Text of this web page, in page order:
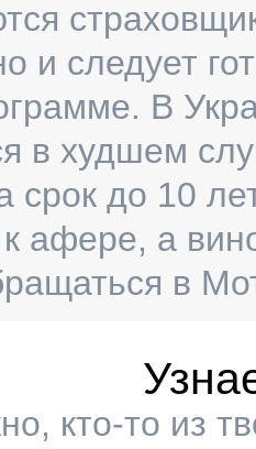
и следует
В
в худшем
срок до 10
афере, а
в
кто-то из